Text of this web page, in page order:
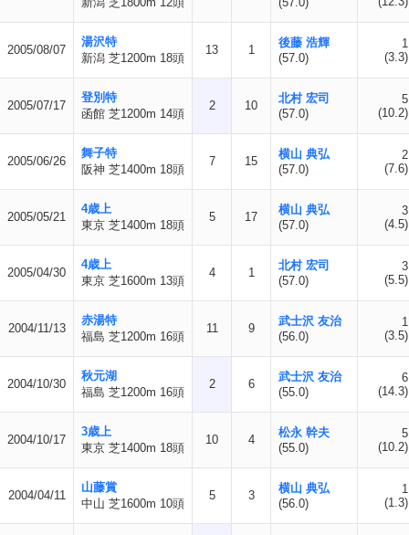
2005/08/07
湯沢特
新潟 芝1200m 18頭
13 1
後藤 浩輝
(57.0)
1
(3.3)
2005/07/17
登別特
函館 芝1200m 14頭
2 10
北村 宏司
(57.0)
5
(10.2)
2005/06/26
舞子特
阪神 芝1400m 18頭
7 15
横山 典弘
(57.0)
2
(7.6)
2005/05/21
4歳上
東京 芝1400m 18頭
5 17
横山 典弘
(57.0)
3
(4.5)
2005/04/30
4歳上
東京 芝1600m 13頭
4 1
北村 宏司
(57.0)
3
(5.5)
2004/11/13
赤湯特
福島 芝1200m 16頭
11 9
武士沢 友治
(56.0)
1
(3.5)
2004/10/30
秋元湖
福島 芝1200m 16頭
2 6
武士沢 友治
(55.0)
6
(14.3)
2004/10/17
3歳上
東京 芝1400m 18頭
10 4
松永 幹夫
(55.0)
5
(10.2)
2004/04/11
山藤賞
中山 芝1600m 10頭
5 3
横山 典弘
(56.0)
1
(1.3)